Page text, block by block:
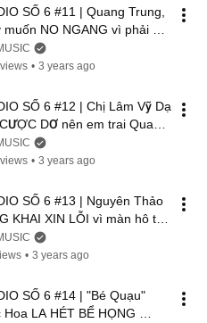
SỐ 6 #11 | Quang Trung,
muốn NO NGANG vì phải ăn
TRÓ" của cặp đôi Lê Lộc
Dũng• 3 years ago
SỐ 6 #12 | Chị Lâm Vỹ Dạ
DƠ nên em trai Quang
quyết tâm CHƠI KHÔNG
• 3 years ago
SỐ 6 #13 | Nguyên Thảo
KHAI XIN LỖI vì màn hô tên
làm ba Lâm Vỹ Dạ
MÌNH
• 3 years ago
SỐ 6 #14 | "Bé Quạu"
Hoa LA HÉT BỂ HỌNG